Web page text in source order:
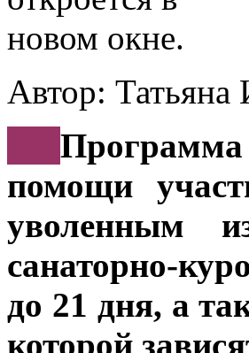
Автор:
Программа
помощи
уволенным
санаторно-
до 21 дня, а
которой